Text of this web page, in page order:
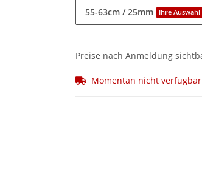
55-63cm / 25mm Ihre
Preise nach Anmeldung
Momentan nicht verfügbar